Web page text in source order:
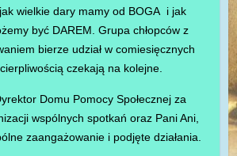
wielkie dary mamy od BOGA i jak
być DAREM. Grupa chłopców z
bierze udział w comiesięcznych
czekają na kolejne.
Domu Pomocy Społecznej za
wspólnych spotkań oraz Pani Ani,
zaangażowanie i podjęte działania.